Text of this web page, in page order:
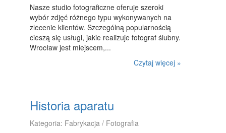
ART. DLA ZWIERZĄT
OGRÓD, ROŚLINY
CHEMIA
ART. SPOŻYWCZE
INNE SKLEPY
URZĄDZENIA
Nasze studio fotograficzne oferuje szeroki
wybór zdjęć różnego typu wykonywanych na
zlecenie klientów. Szczególną popularnością
cieszą się usługi, jakie realizuje fotograf ślubny.
Wrocław jest miejscem,...
Czytaj więcej »
Historia aparatu
Kategoria: Fabrykacja / Fotografia